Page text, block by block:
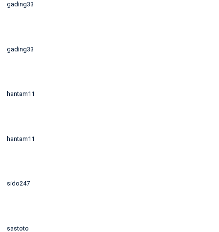
gading33
gading33
hantam11
hantam11
sido247
sastoto